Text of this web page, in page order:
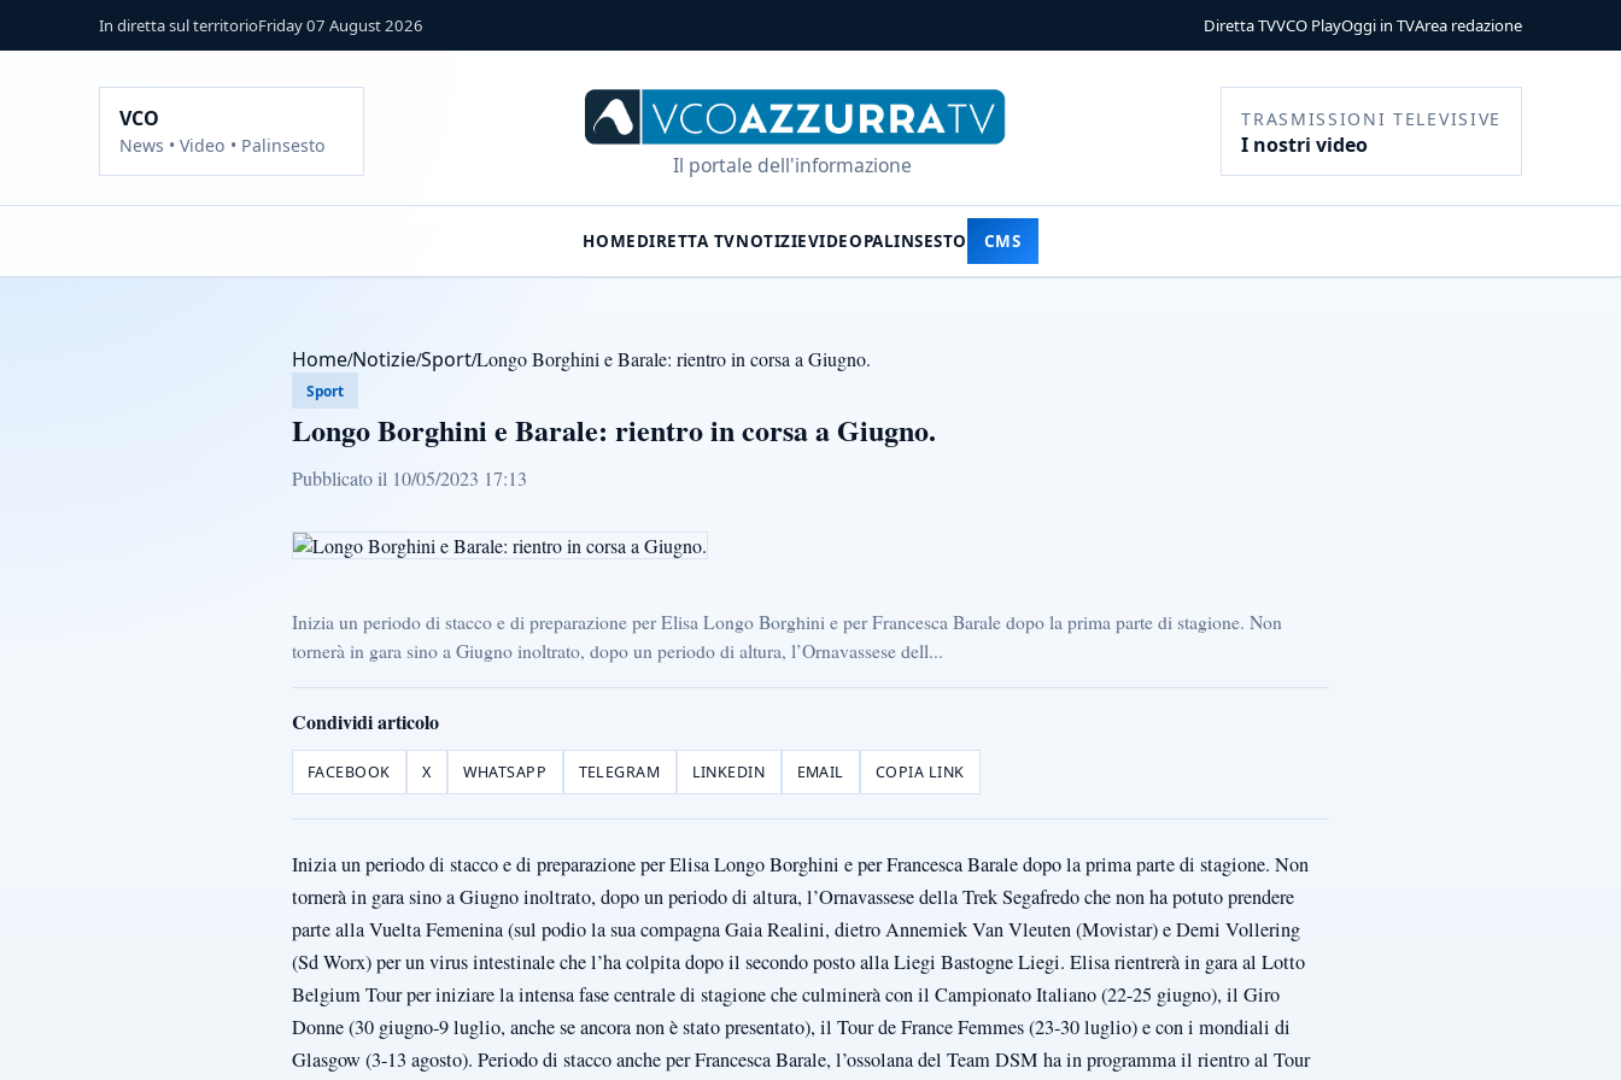
In diretta sul territorioFriday 07 August 2026 Diretta TVVCO PlayOggi in TVArea redazione
VCO
News • Video • Palinsesto
Il portale dell'informazione
TRASMISSIONI TELEVISIVE
I nostri video
HOMEDIRETTA TVNOTIZIEVIDEOPALINSESTO CMS
Home/Notizie/Sport/Longo Borghini e Barale: rientro in corsa a Giugno.
Sport
Longo Borghini e Barale: rientro in corsa a Giugno.
Pubblicato il 10/05/2023 17:13
Inizia un periodo di stacco e di preparazione per Elisa Longo Borghini e per Francesca Barale dopo la prima parte di stagione. Non
tornerà in gara sino a Giugno inoltrato, dopo un periodo di altura, l’Ornavassese dell...
Condividi articolo
FACEBOOK X WHATSAPP TELEGRAM LINKEDIN EMAIL COPIA LINK
Inizia un periodo di stacco e di preparazione per Elisa Longo Borghini e per Francesca Barale dopo la prima parte di stagione. Non
tornerà in gara sino a Giugno inoltrato, dopo un periodo di altura, l’Ornavassese della Trek Segafredo che non ha potuto prendere
parte alla Vuelta Femenina (sul podio la sua compagna Gaia Realini, dietro Annemiek Van Vleuten (Movistar) e Demi Vollering
(Sd Worx) per un virus intestinale che l’ha colpita dopo il secondo posto alla Liegi Bastogne Liegi. Elisa rientrerà in gara al Lotto
Belgium Tour per iniziare la intensa fase centrale di stagione che culminerà con il Campionato Italiano (22-25 giugno), il Giro
Donne (30 giugno-9 luglio, anche se ancora non è stato presentato), il Tour de France Femmes (23-30 luglio) e con i mondiali di
Glasgow (3-13 agosto). Periodo di stacco anche per Francesca Barale, l’ossolana del Team DSM ha in programma il rientro al Tour